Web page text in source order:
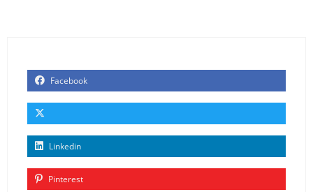
Facebook
Linkedin
Pinterest